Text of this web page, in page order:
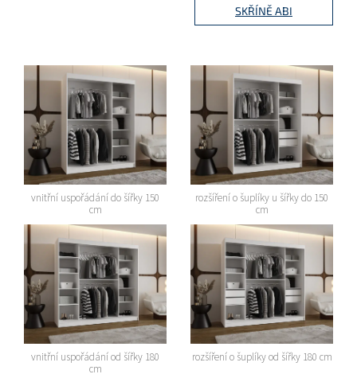
SKŘÍNĚ ABI
vnitřní uspořádání do šířky 150
cm
rozšíření o šuplíky u šířky do 150
cm
vnitřní uspořádání od šířky 180
cm
rozšíření o šuplíky od šířky 180 cm